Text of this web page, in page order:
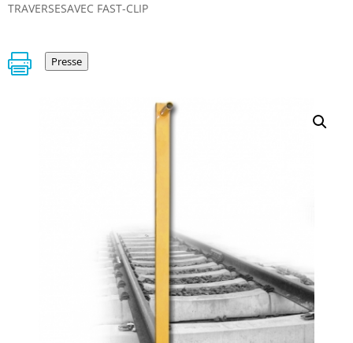
TRAVERSESAVEC FAST-CLIP
 Presse